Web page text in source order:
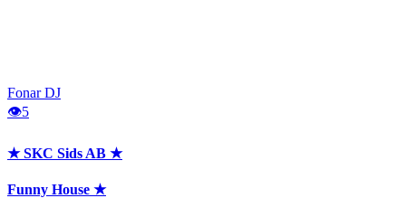
Fonar DJ
👁5
★ SKC Sids AB ★
Funny House ★